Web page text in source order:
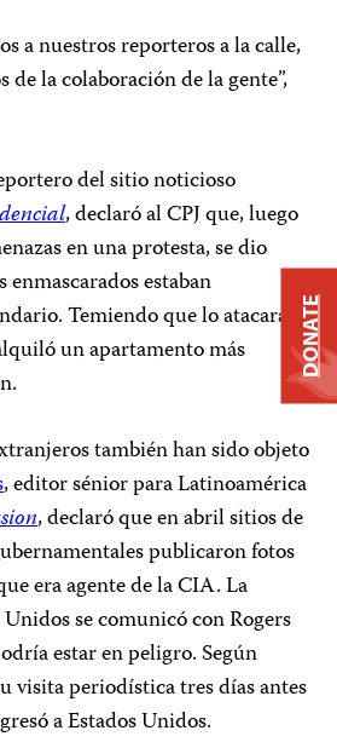
a nuestros reporteros a la calle,
de la colaboración de la gente”,
del sitio noticioso
, declaró al CPJ que, luego
en una protesta, se dio
estaban
Temiendo que lo atacaran,
un apartamento más
también han sido objeto
, editor sénior para Latinoamérica
, declaró que en abril sitios de
publicaron fotos
era agente de la CIA. La
se comunicó con Rogers
estar en peligro. Según
visita periodística tres días antes
a Estados Unidos.
DONATE